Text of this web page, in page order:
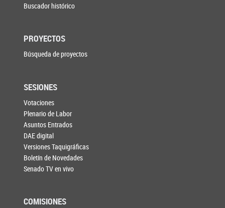
Buscador histórico
PROYECTOS
Búsqueda de proyectos
SESIONES
Votaciones
Plenario de Labor
Asuntos Entrados
DAE digital
Versiones Taquigráficas
Boletín de Novedades
Senado TV en vivo
COMISIONES